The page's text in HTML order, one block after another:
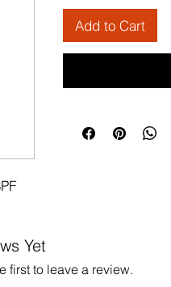
Add to Cart
Yet
first to leave a review.